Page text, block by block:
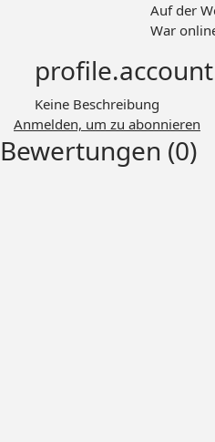
Auf der
War
Keine Beschreibung
Anmelden, um zu abonnieren
Bewertungen (0)